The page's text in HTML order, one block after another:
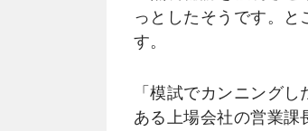
っとしたそうです。と
す。
「模試でカンニング
ある上場会社の営業課